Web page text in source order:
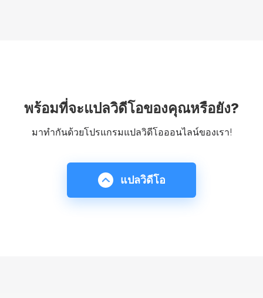
พร้อมที่จะแปลวิดีโอของคุณหรือยัง?
มาทำกันด้วยโปรแกรมแปลวิดีโอออนไลน์ของเรา!
แปลวิดีโอ